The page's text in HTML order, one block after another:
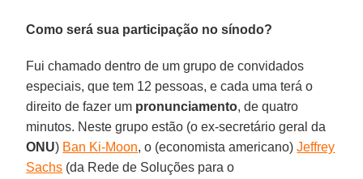
Como será sua participação no sínodo?
Fui chamado dentro de um grupo de convidados
especiais, que tem 12 pessoas, e cada uma terá o
direito de fazer um pronunciamento, de quatro
minutos. Neste grupo estão (o ex-secretário geral da
ONU) Ban Ki-Moon, o (economista americano)Jeffrey
Sachs (da Rede de Soluções para o